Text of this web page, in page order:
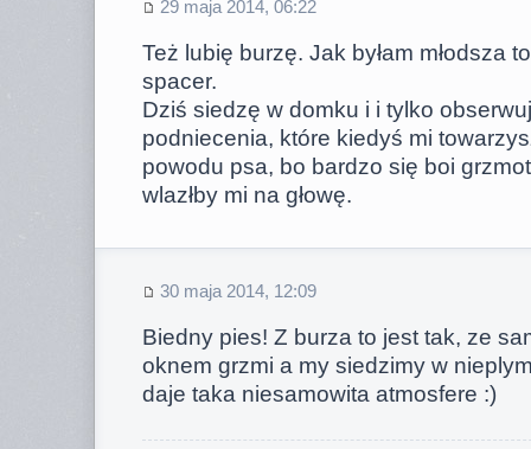
29 maja 2014, 06:22
Też lubię burzę. Jak byłam młodsza
spacer.
Dziś siedzę w domku i i tylko
podniecenia, które kiedyś mi
powodu psa, bo bardzo się boi
wlazłby mi na głowę.
30 maja 2014, 12:09
Biedny pies! Z burza to jest tak, ze
oknem grzmi a my siedzimy w
daje taka niesamowita atmosfere :)